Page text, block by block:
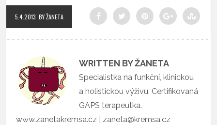
5.4.2013 BY ŽANETA
WRITTEN BY ŽANETA
Specialistka na funkční, klinickou
a holistickou výživu. Certifikovaná
GAPS terapeutka.
www.zanetakremsa.cz | zaneta@kremsa.cz